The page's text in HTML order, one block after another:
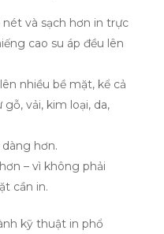
và sạch hơn in trực
cao su áp đều lên
nhiều bề mặt, kể cả
vải, kim loại, da,
hơn.
– vì không phải
cần in.
kỹ thuật in phổ